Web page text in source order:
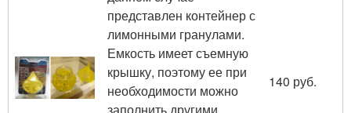
представлен контейнер с
лимонными гранулами.
Емкость имеет съемную
крышку, поэтому ее при
необходимости можно
140 руб.